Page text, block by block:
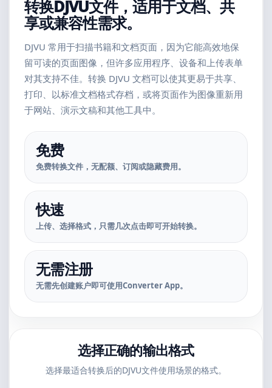
转换DJVU文件，适用于文档、共
享或兼容性需求。
DJVU 常用于扫描书籍和文档页面，因为它能高效地保
留可读的页面图像，但许多应用程序、设备和上传表单
对其支持不佳。转换 DJVU 文档可以使其更易于共享、
打印、以标准文档格式存档，或将页面作为图像重新用
于网站、演示文稿和其他工具中。
免费
免费转换文件，无配额、订阅或隐藏费用。
快速
上传、选择格式，只需几次点击即可开始转换。
无需注册
无需先创建账户即可使用Converter App。
选择正确的输出格式
选择最适合转换后的DJVU文件使用场景的格式。